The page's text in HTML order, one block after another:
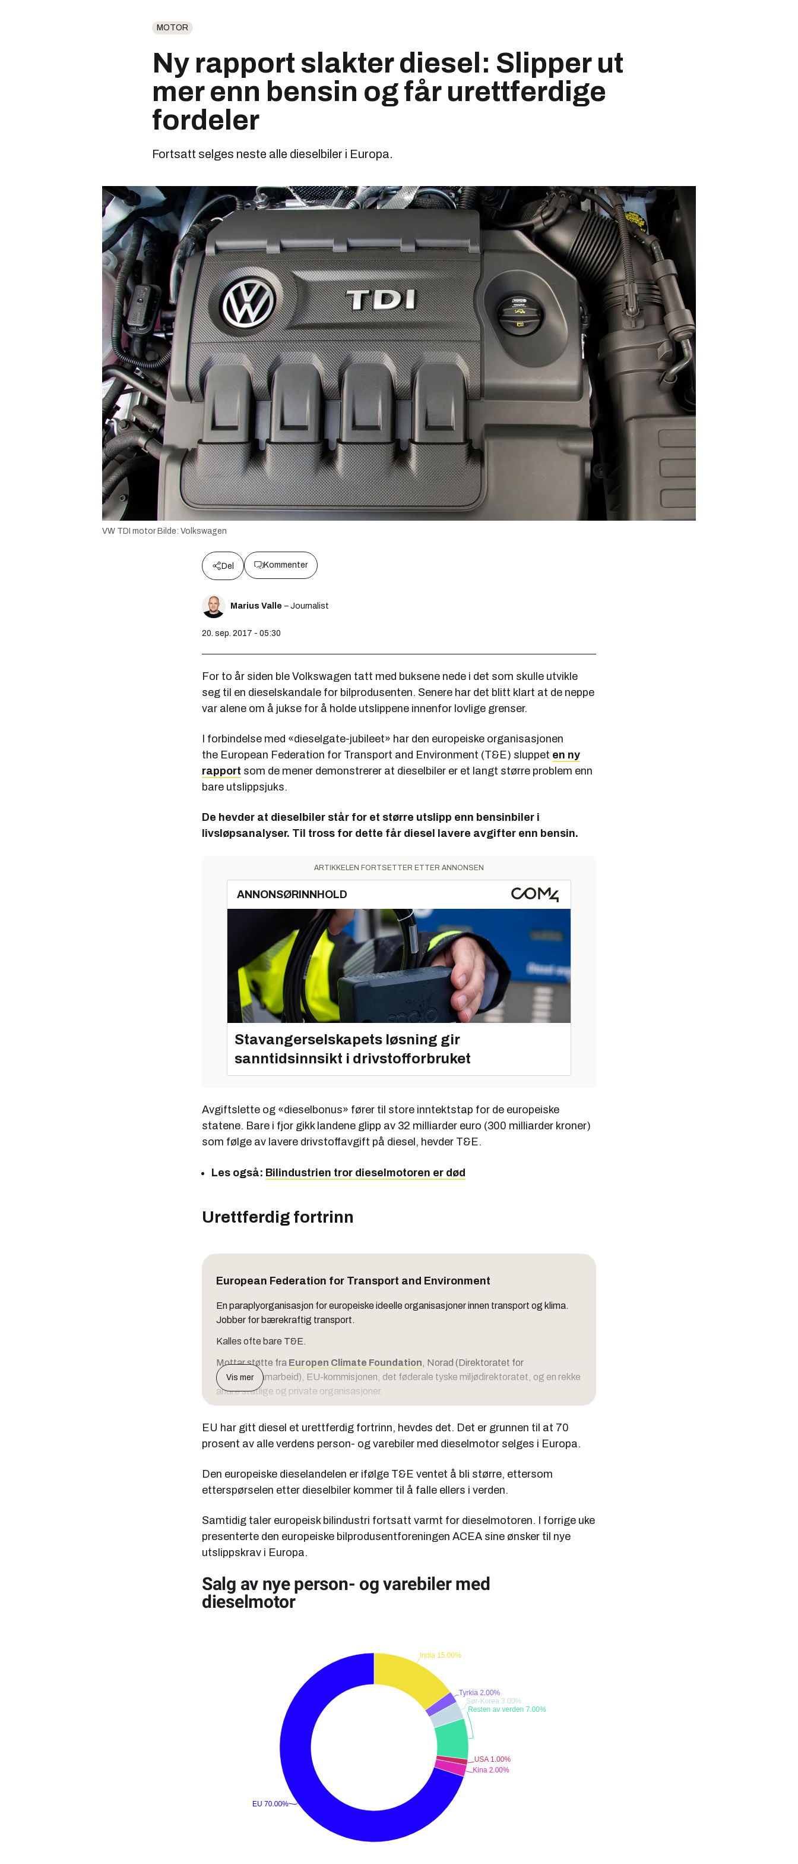
MOTOR
Ny rapport slakter diesel: Slipper ut
mer enn bensin og får urettferdige
fordeler
Fortsatt selges neste alle dieselbiler i Europa.
VW TDI motor Bilde: Volkswagen
Del Kommenter
Marius Valle – Journalist
20. sep. 2017 - 05:30
For to år siden ble Volkswagen tatt med buksene nede i det som skulle utvikle
seg til en dieselskandale for bilprodusenten. Senere har det blitt klart at de neppe
var alene om å jukse for å holde utslippene innenfor lovlige grenser.
I forbindelse med «dieselgate-jubileet» har den europeiske organisasjonen
the European Federation for Transport and Environment (T&E) sluppet en ny
rapport som de mener demonstrerer at dieselbiler er et langt større problem enn
bare utslippsjuks.
De hevder at dieselbiler står for et større utslipp enn bensinbiler i
livsløpsanalyser. Til tross for dette får diesel lavere avgifter enn bensin.
ARTIKKELEN FORTSETTER ETTER ANNONSEN
ANNONSØRINNHOLD
Stavangerselskapets løsning gir
sanntidsinnsikt i drivstofforbruket
Avgiftslette og «dieselbonus» fører til store inntektstap for de europeiske
statene. Bare i fjor gikk landene glipp av 32 milliarder euro (300 milliarder kroner)
som følge av lavere drivstoffavgift på diesel, hevder T&E.
Les også: Bilindustrien tror dieselmotoren er død
Urettferdig fortrinn
European Federation for Transport and Environment
En paraplyorganisasjon for europeiske ideelle organisasjoner innen transport og klima.
Jobber for bærekraftig transport.
Kalles ofte bare T&E.
Mottar støtte fra Europen Climate Foundation, Norad (Direktoratet for
utviklingssamarbeid), EU-kommisjonen, det føderale tyske miljødirektoratet, og en rekke
andre statlige og private organisasjoner.
Vis mer
EU har gitt diesel et urettferdig fortrinn, hevdes det. Det er grunnen til at 70
prosent av alle verdens person- og varebiler med dieselmotor selges i Europa.
Den europeiske dieselandelen er ifølge T&E ventet å bli større, ettersom
etterspørselen etter dieselbiler kommer til å falle ellers i verden.
Samtidig taler europeisk bilindustri fortsatt varmt for dieselmotoren. I forrige uke
presenterte den europeiske bilprodusentforeningen ACEA sine ønsker til nye
utslippskrav i Europa.